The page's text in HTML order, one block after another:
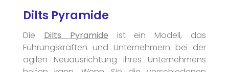
Dilts Pyramide
Die Dilts Pyramide ist ein Modell, das
Führungskräften und Unternehmern bei der
agilen Neuausrichtung ihres Unternehmens